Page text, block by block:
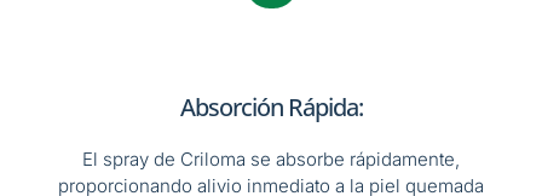
Absorción Rápida:
El spray de Criloma se absorbe rápidamente,
proporcionando alivio inmediato a la piel quemada